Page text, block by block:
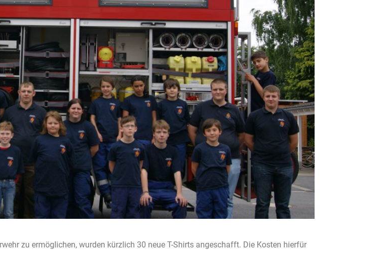
zu ermöglichen, wurden kürzlich 30 neue T-Shirts angeschafft. Die Kosten hierfür